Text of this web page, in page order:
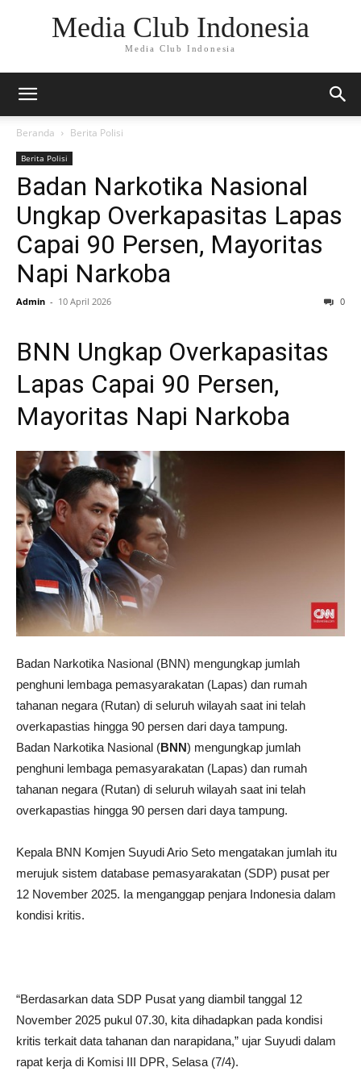
Media Club Indonesia
Media Club Indonesia
Beranda Berita Polisi
Berita Polisi
Badan Narkotika Nasional
Ungkap Overkapasitas Lapas
Capai 90 Persen, Mayoritas
Napi Narkoba
Admin - 10 April 2026 0
BNN Ungkap Overkapasitas
Lapas Capai 90 Persen,
Mayoritas Napi Narkoba
Badan Narkotika Nasional (BNN) mengungkap jumlah
penghuni lembaga pemasyarakatan (Lapas) dan rumah
tahanan negara (Rutan) di seluruh wilayah saat ini telah
overkapastias hingga 90 persen dari daya tampung.
Badan Narkotika Nasional (BNN) mengungkap jumlah
penghuni lembaga pemasyarakatan (Lapas) dan rumah
tahanan negara (Rutan) di seluruh wilayah saat ini telah
overkapastias hingga 90 persen dari daya tampung.
Kepala BNN Komjen Suyudi Ario Seto mengatakan jumlah itu
merujuk sistem database pemasyarakatan (SDP) pusat per
12 November 2025. Ia menganggap penjara Indonesia dalam
kondisi kritis.
“Berdasarkan data SDP Pusat yang diambil tanggal 12
November 2025 pukul 07.30, kita dihadapkan pada kondisi
kritis terkait data tahanan dan narapidana,” ujar Suyudi dalam
rapat kerja di Komisi III DPR, Selasa (7/4).